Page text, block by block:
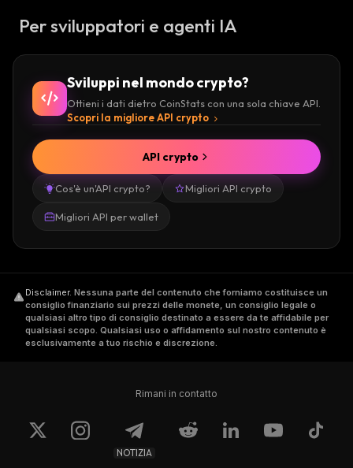
Per sviluppatori e agenti IA
Sviluppi nel mondo crypto?
Ottieni i dati dietro CoinStats con una sola chiave API.
Scopri la migliore API crypto
Cos'è un'API crypto? Migliori API crypto
Migliori API per wallet
API crypto
Disclaimer. Nessuna parte del contenuto che forniamo costituisce un
consiglio finanziario sui prezzi delle monete, un consiglio legale o
qualsiasi altro tipo di consiglio destinato a essere da te affidabile per
qualsiasi scopo. Qualsiasi uso o affidamento sul nostro contenuto è
esclusivamente a tuo rischio e discrezione.
Rimani in contatto
NOTIZIA